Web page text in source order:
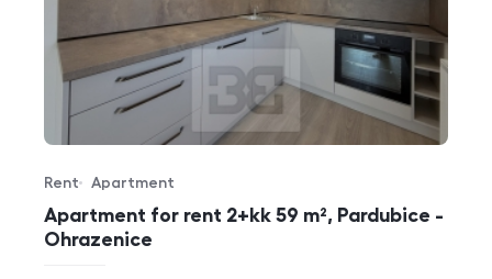
Apartment for rent 2+kk 59 m², Pardubice -
Ohrazenice
Offer type
Rent
Property type
Apartment